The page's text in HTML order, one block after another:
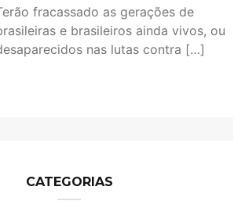
fracassado as gerações de
e brasileiros ainda vivos, ou
nas lutas contra […]
CATEGORIAS